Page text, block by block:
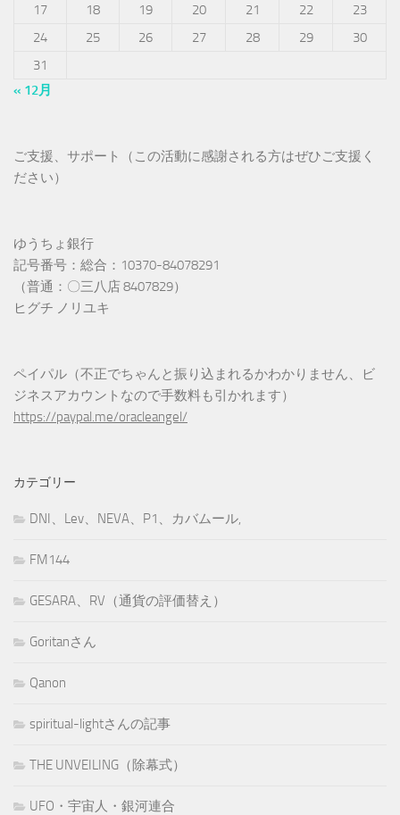
17
18 19 20 21 22
23
24
25 26 27 28 29
30
31
« 12月
ご支援、サポート（この活動に感謝される方はぜひご支援く
ださい）
ゆうちょ銀行
記号番号：総合：10370-84078291
（普通：〇三八店 8407829）
ヒグチ ノリユキ
ペイパル（不正でちゃんと振り込まれるかわかりません、ビ
ジネスアカウントなので手数料も引かれます）
https://paypal.me/oracleangel/
カテゴリー
DNI、Lev、NEVA、P1、カバムール,
FM144
GESARA、RV（通貨の評価替え）
Goritanさん
Qanon
spiritual-lightさんの記事
THE UNVEILING（除幕式）
UFO・宇宙人・銀河連合